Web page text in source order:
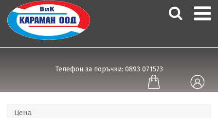
Телефон за поръчки: 0893 071573
Цена